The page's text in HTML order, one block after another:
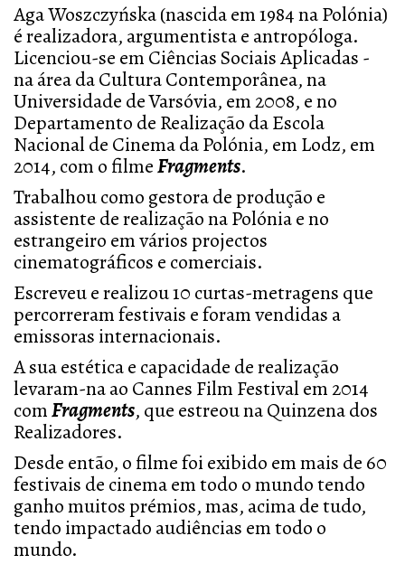
Aga Woszczyńska (nascida em 1984 na Polónia)
é realizadora, argumentista e antropóloga.
Licenciou-se em Ciências Sociais Aplicadas -
na área da Cultura Contemporânea, na
Universidade de Varsóvia, em 2008, e no
Departamento de Realização da Escola
Nacional de Cinema da Polónia, em Lodz, em
2014, com o filmeFragments.
Trabalhou como gestora de produção e
assistente de realização na Polónia e no
estrangeiro em vários projectos
cinematográficos e comerciais.
Escreveu e realizou 10 curtas-metragens que
percorreram festivais e foram vendidas a
emissoras internacionais.
A sua estética e capacidade de realização
levaram-na ao Cannes Film Festival em 2014
comFragments, que estreou na Quinzena dos
Realizadores.
Desde então, o filme foi exibido em mais de 60
festivais de cinema em todo o mundo tendo
ganho muitos prémios, mas, acima de tudo,
tendo impactado audiências em todo o
mundo.